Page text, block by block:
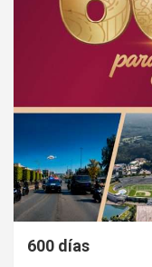
600 días